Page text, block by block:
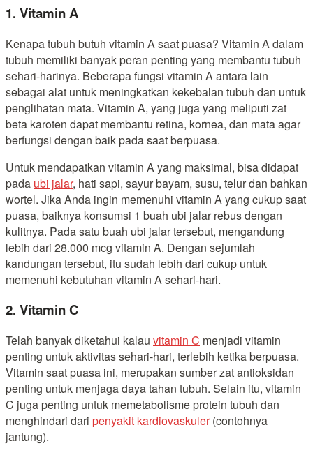
1. Vitamin A
Kenapa tubuh butuh vitamin A saat puasa? Vitamin A dalam
tubuh memiliki banyak peran penting yang membantu tubuh
sehari-harinya. Beberapa fungsi vitamin A antara lain
sebagai alat untuk meningkatkan kekebalan tubuh dan untuk
penglihatan mata. Vitamin A, yang juga yang meliputi zat
beta karoten dapat membantu retina, kornea, dan mata agar
berfungsi dengan baik pada saat berpuasa.
Untuk mendapatkan vitamin A yang maksimal, bisa didapat
pada ubi jalar, hati sapi, sayur bayam, susu, telur dan bahkan
wortel. Jika Anda ingin memenuhi vitamin A yang cukup saat
puasa, baiknya konsumsi 1 buah ubi jalar rebus dengan
kulitnya. Pada satu buah ubi jalar tersebut, mengandung
lebih dari 28.000 mcg vitamin A. Dengan sejumlah
kandungan tersebut, itu sudah lebih dari cukup untuk
memenuhi kebutuhan vitamin A sehari-hari.
2. Vitamin C
Telah banyak diketahui kalau vitamin C menjadi vitamin
penting untuk aktivitas sehari-hari, terlebih ketika berpuasa.
Vitamin saat puasa ini, merupakan sumber zat antioksidan
penting untuk menjaga daya tahan tubuh. Selain itu, vitamin
C juga penting untuk memetabolisme protein tubuh dan
menghindari dari penyakit kardiovaskuler(contohnya
jantung).